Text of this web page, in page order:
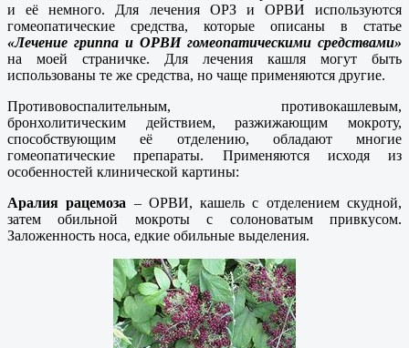
и её немного. Для лечения ОРЗ и ОРВИ используются
гомеопатические средства, которые описаны в статье
«Лечение гриппа и ОРВИ гомеопатическими средствами»
на моей страничке. Для лечения кашля могут быть
использованы те же средства, но чаще применяются другие.
Противовоспалительным, противокашлевым,
бронхолитическим действием, разжижающим мокроту,
способствующим её отделению, обладают многие
гомеопатические препараты. Применяются исходя из
особенностей клинической картины:
Аралия рацемоза – ОРВИ, кашель с отделением скудной,
затем обильной мокроты с солоноватым привкусом.
Заложенность носа, едкие обильные выделения.